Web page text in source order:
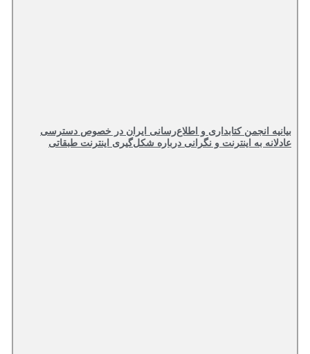
بیانیه انجمن کتابداری و اطلاع‌رسانی ایران در خصوص دسترسی
عادلانه به اینترنت و نگرانی درباره شکل‌گیری اینترنت طبقاتی